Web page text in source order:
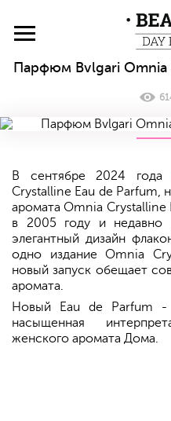
Парфюм Bvlgari Omnia
В сентябре 2024 года
Crystalline Eau de Parfum,
аромата Omnia
в 2005 году и недавно
элегантный дизайн
одно издание Omnia
новый запуск обещает
аромата.
Новый Eau de Parfum -
насыщенная
женского аромата Дома.